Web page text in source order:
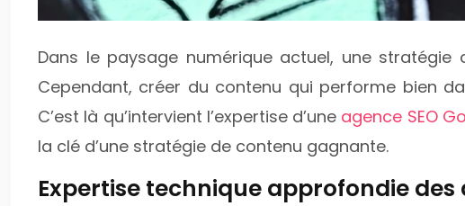
Dans le paysage numérique actuel, une
Cependant, créer du contenu qui performe bien
C’est là qu’intervient l’expertise d’une agence SEO
la clé d’une stratégie de contenu gagnante.
Expertise technique approfondie des